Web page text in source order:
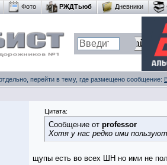
Фото РЖДТьюб Дневники
перейти в тему, где размещено сообщение:
Цитата:
Сообщение от professor
Хотя у нас редко ими
щупы есть во всех ШН но ими не